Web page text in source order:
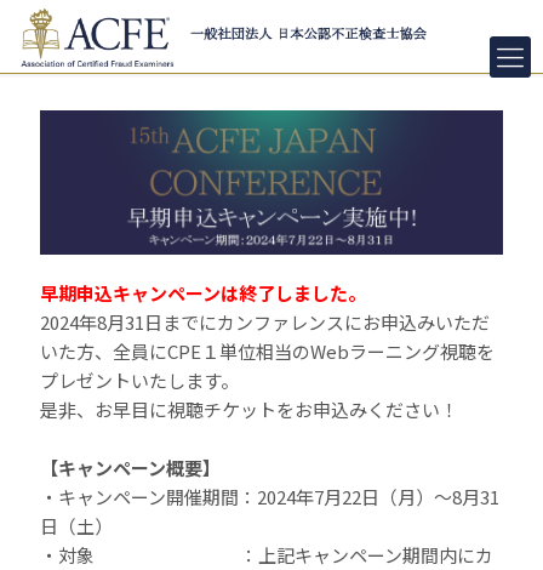
早期申込キャンペーンは終了しました。
2024年8月31日までにカンファレンスにお申込みいただ
いた方、全員にCPE１単位相当のWebラーニング視聴を
プレゼントいたします。
是非、お早目に視聴チケットをお申込みください！
【キャンペーン概要】
・キャンペーン開催期間：2024年7月22日（月）～8月31
日（土）
・対象 ：上記キャンペーン期間内にカ